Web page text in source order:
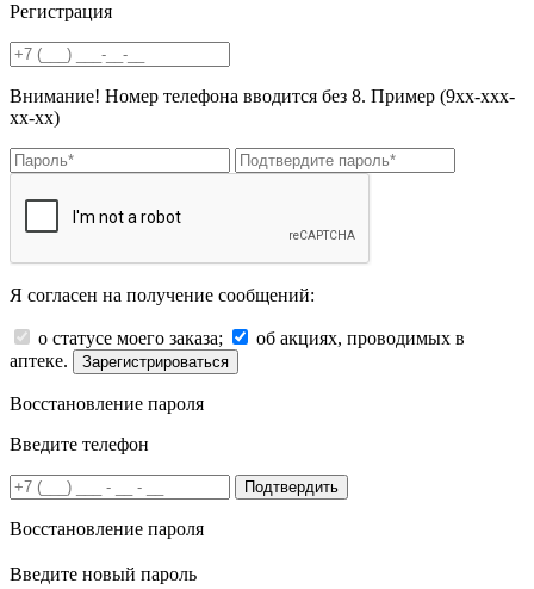
Регистрация
Внимание! Номер телефона вводится без 8. Пример (9хх-ххх-
хх-хх)
Я согласен на получение сообщений:
о статусе моего заказа;
об акциях, проводимых в
аптеке.
Зарегистрироваться
Восстановление пароля
Введите телефон
Подтвердить
Восстановление пароля
Введите новый пароль